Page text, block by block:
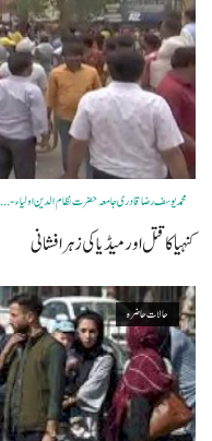
محمد یوسف رضا قادری جامعہ حضرت نظام الدین اولیاء- ...
کنہیا کاقتل اور میڈیاکی زہر افشانی
حالات حاضرہ